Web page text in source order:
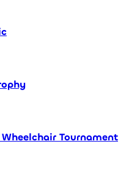
Tournament